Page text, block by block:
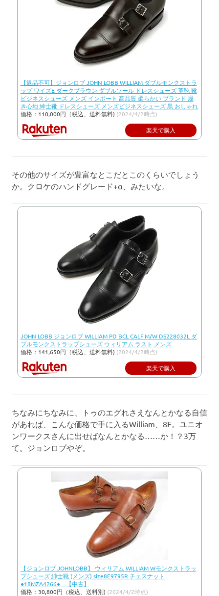
【返品不可】ジョンロブ JOHN LOBB WILLIAM ダブルモンクストラ
ップ ワイズE ダークブラウン ダブルソール ドレスシューズ 革靴 靴
ビジネスシューズ メンズ インポート 高品質 柔らかい ブランド 履
き心地 紳士靴 ドレスシューズ メンズビジネスシューズ 黒 おしゃれ
価格：110,000円（税込、送料無料) (2024/4/2時点)
楽天で購入
その他のサイズが豊富なとこだとこのくらいでしょう
か。クロケのハンドグレード+α、みたいな。
JOHN LOBB ジョンロブ WILLIAM PD BCL CALF M/W DS228032L ダ
ブルモンクストラップシューズ ウィリアム ラスト メンズ
価格：141,650円（税込、送料無料) (2024/4/2時点)
楽天で購入
ちなみにちなみに、トゥのエグれさえなんとかなる自信
があれば、こんな価格で手に入るWilliam、8E。ユニオ
ンワークスさんに出せばなんとかなる……か！？3万
て。ジョンロブやぞ。
【ジョンロブ JOHNLOBB】 ウィリアム WILLIAM Wモンクストラッ
プシューズ 紳士靴 (メンズ) size8E9795R チェスナット
●18MZA4266● 【中古】
価格：30,800円（税込、送料別) (2024/4/2時点)